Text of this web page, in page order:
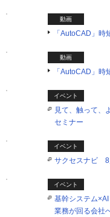
動画
「AutoCAD」
動画
「AutoCAD」
イベント
見て、触って、
セミナー
イベント
サクセスナビ 8
イベント
基幹システム
業務が回る会社